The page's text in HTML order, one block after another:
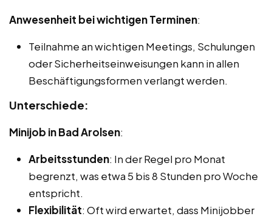
Anwesenheit bei wichtigen Terminen:
Teilnahme an wichtigen Meetings, Schulungen
oder Sicherheitseinweisungen kann in allen
Beschäftigungsformen verlangt werden.
Unterschiede:
Minijob in Bad Arolsen:
Arbeitsstunden: In der Regel pro Monat
begrenzt, was etwa 5 bis 8 Stunden pro Woche
entspricht.
Flexibilität: Oft wird erwartet, dass Minijobber